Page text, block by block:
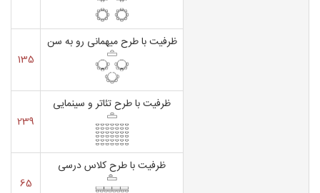
ظرفیت با طرح میهمانی رو به سن
135
ظرفیت با طرح تئاتر و سینمایی
239
ظرفیت با طرح کلاس درسی
65